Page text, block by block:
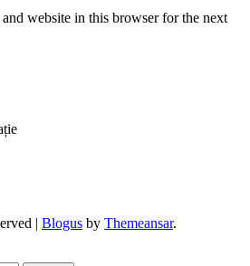
website in this browser for the next
| Blogus by Themeansar.